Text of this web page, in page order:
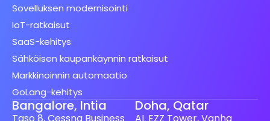
Sovelluksen modernisointi
IoT-ratkaisut
SaaS-kehitys
Sähköisen kaupankäynnin ratkaisut
Markkinoinnin automaatio
GoLang-kehitys
Bangalore, Intia Doha, Qatar